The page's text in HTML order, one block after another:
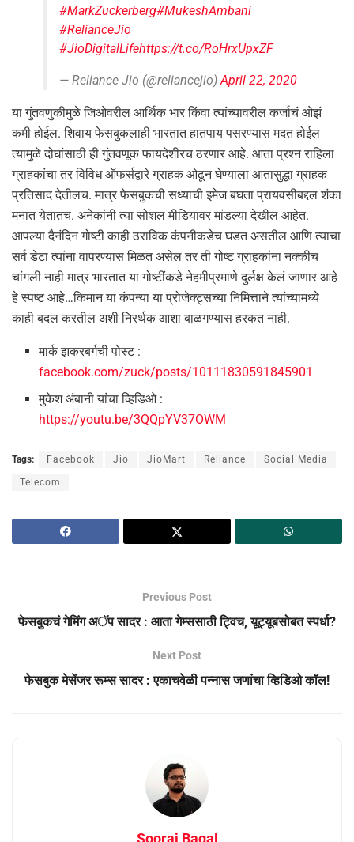
#MarkZuckerberg#MukeshAmbani
#RelianceJio
#JioDigitalLifehttps://t.co/RoHrxUpxZF
— Reliance Jio (@reliancejio)April 22, 2020
या गुंतवणुकीमुळे जिओवरील आर्थिक भार किंवा त्यांच्यावरील कर्जाचं ओझं
कमी होईल. शिवाय फेसबुकलाही भारतात हातपाय पसरण्यास मदत होईल
त्यामुळे दोघांसाठी ही गुंतवणूक फायदेशीरच ठरणार आहे. आता प्रश्न राहिला
ग्राहकांचा तर विविध ऑफर्सद्वारे ग्राहक ओढून घेण्याला आतासुद्धा ग्राहक
प्रतिसाद देतीलच. मात्र फेसबुकची सध्याची इमेज बघता प्रायवसीबद्दल शंका
मनात येतातच. अनेकांनी त्या सोशल मीडियावर मांडल्या देखील आहेत.
आपल्या दैनंदिन गोष्टी काही ठराविक कंपनीकडेच घडत असतील आणि त्याचा
सर्व डेटा त्यांना वापरण्यास मिळत असेल तर ती गोष्ट ग्राहकांना नक्कीच
चांगली नाही मात्र भारतात या गोष्टींकडे नेहमीप्रमाणे दुर्लक्ष केलं जाणार आहे
हे स्पष्ट आहे…किमान या कंपन्या या प्रोजेक्ट्सच्या निमित्ताने त्यांच्यामध्ये
काही बदल करतील अशी निरर्थक आशा बाळगण्यास हरकत नाही.
मार्क झकरबर्गची पोस्ट :
facebook.com/zuck/posts/10111830591845901
मुकेश अंबानी यांचा व्हिडिओ :
https://youtu.be/3QQpYV37OWM
Tags: Facebook Jio JioMart Reliance Social Media
Telecom
Previous Post
फेसबुकचं गेमिंग अॅप सादर : आता गेम्ससाठी ट्विच, यूट्यूबसोबत स्पर्धा?
Next Post
फेसबुक मेसेंजर रूम्स सादर : एकाचवेळी पन्नास जणांचा व्हिडिओ कॉल!
Sooraj Bagal